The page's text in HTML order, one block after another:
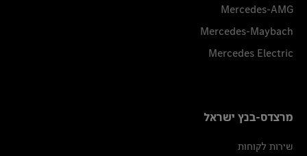
Mercedes-AMG
Mercedes-Maybach
Mercedes Electric
מרצדס-בנץ ישראל
שירות לקוחות